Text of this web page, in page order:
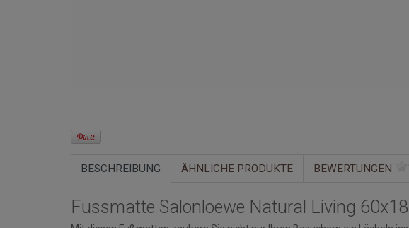
BESCHREIBUNG ÄHNLICHE PRODUKTE BEWERTUNGEN
Fussmatte Salonloewe Natural Living